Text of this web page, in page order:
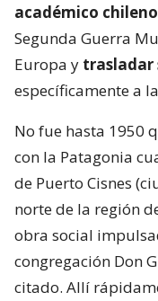
académico
Segunda Guerra
Europa y trasladar
específicamente a
No fue hasta 1950
con la Patagonia
de Puerto Cisnes
norte de la región
obra social
congregación Don
citado. Allí